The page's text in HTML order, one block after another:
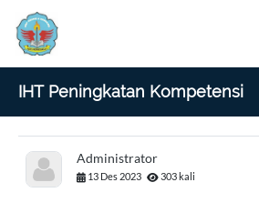
IHT Peningkatan Kompetensi
Administrator
13 Des 2023 303 kali